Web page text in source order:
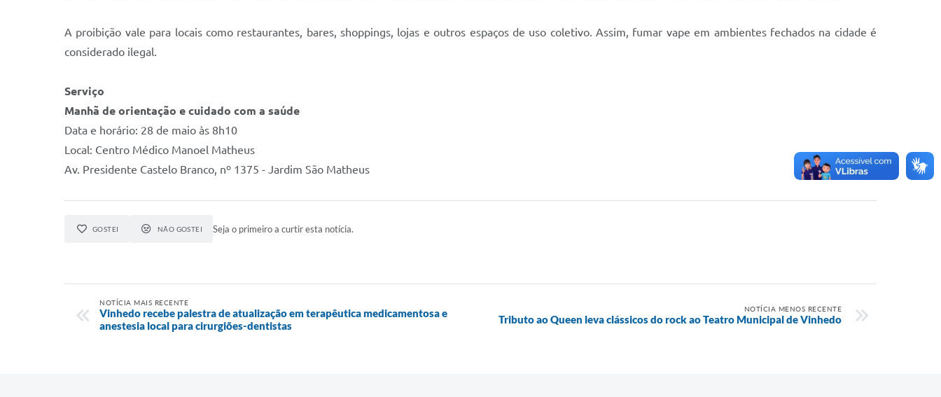
A proibição vale para locais como restaurantes, bares, shoppings, lojas e outros espaços de uso coletivo. Assim, fumar vape em ambientes fechados na cidade é
considerado ilegal.
Serviço
Manhã de orientação e cuidado com a saúde
Data e horário: 28 de maio às 8h10
Local: Centro Médico Manoel Matheus
Av. Presidente Castelo Branco, nº 1375 - Jardim São Matheus
GOSTEI NÃO GOSTEI Seja o primeiro a curtir esta notícia.
NOTÍCIA MAIS RECENTE
Vinhedo recebe palestra de atualização em terapêutica medicamentosa e
anestesia local para cirurgiões-dentistas
NOTÍCIA MENOS RECENTE
Tributo ao Queen leva clássicos do rock ao Teatro Municipal de Vinhedo